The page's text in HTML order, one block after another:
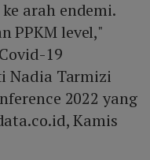
arah endemi.
PPKM level,"
19
Nadia Tarmizi
2022 yang
Kamis